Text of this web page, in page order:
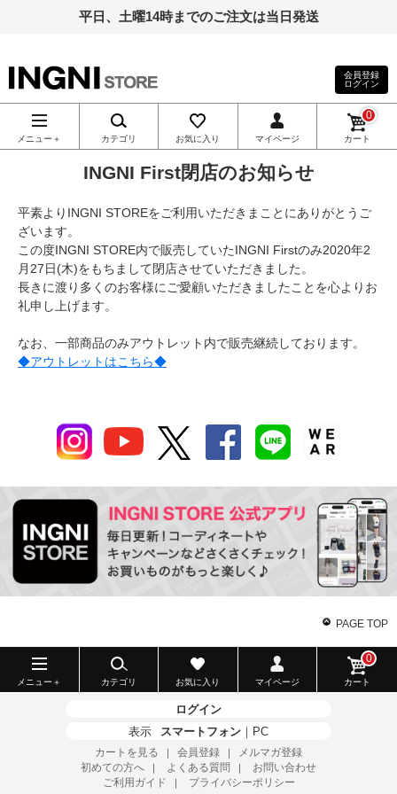
平日、土曜14時までのご注文は当日発送
INGNI（イン
グ）公式通
販｜INGNI
STORE
会員登録
ログイン
メニュー＋ カテゴリ お気に入り マイページ カート
0
INGNI First閉店のお知らせ
平素よりINGNI STOREをご利用いただきまことにありがとうご
ざいます。
この度INGNI STORE内で販売していたINGNI Firstのみ2020年2
月27日(木)をもちまして閉店させていただきました。
長きに渡り多くのお客様にご愛顧いただきましたことを心よりお
礼申し上げます。
なお、一部商品のみアウトレット内で販売継続しております。
◆アウトレットはこちら◆
PAGE TOP
メニュー＋ カテゴリ お気に入り マイページ カート
0
ログイン
表示
スマートフォン ｜ PC
カートを見る ｜ 会員登録 ｜
メルマガ登録
初めての方へ
｜ よくある質問 ｜
お問い合わせ
ご利用ガイド
プライバシーポリシー